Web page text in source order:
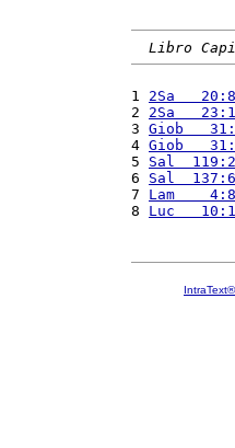
Libro
1 2Sa   20:8
2 2Sa
3 Giob
4 Giob
5 Sal
6 Sal  137:6
7 Lam    4:8
8 Luc
IntraText®